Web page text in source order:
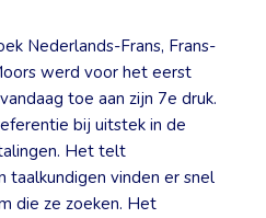
Nederlands-Frans, Frans-
werd voor het eerst
toe aan zijn 7e druk.
bij uitstek in de
Het telt
taalkundigen vinden er snel
die ze zoeken. Het